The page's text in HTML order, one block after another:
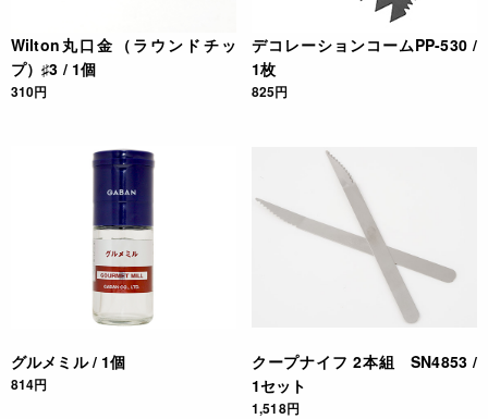
Wilton丸口金（ラウンドチッ
プ）♯3 / 1個
310円
デコレーションコームPP-530 /
1枚
825円
グルメミル / 1個
814円
クープナイフ 2本組 SN4853 /
1セット
1,518円